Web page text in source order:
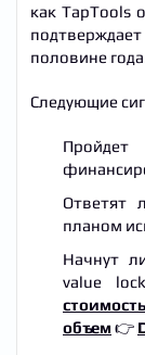
как TapTools
половине
Следующие
Ответят
планом
Начнут
value
объем 👉